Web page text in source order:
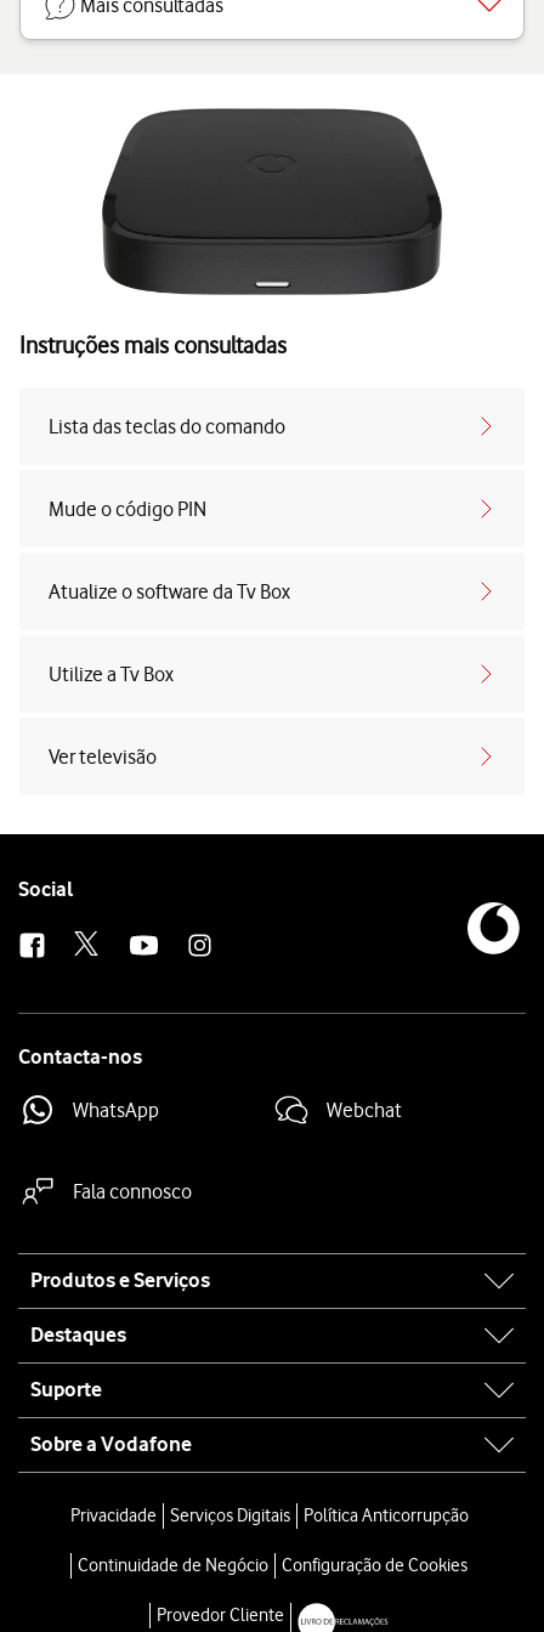
Mais consultadas
Instruções mais consultadas
Lista das teclas do comando
Mude o código PIN
Atualize o software da Tv Box
Utilize a Tv Box
Ver televisão
Follow
Social
Contacta-nos
WhatsApp Webchat
Fala connosco
map
Produtos e Serviços
Destaques
Suporte
Sobre a Vodafone
Privacidade Serviços Digitais Política Anticorrupção
Continuidade de Negócio Configuração de Cookies
Provedor Cliente